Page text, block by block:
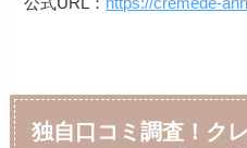
独自口コミ調査！ク